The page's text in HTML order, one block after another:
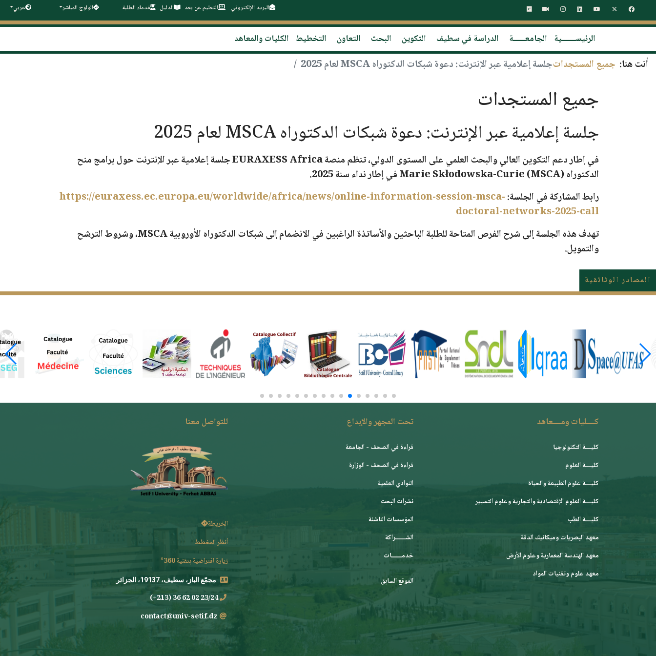
البريد الإلكتروني التعليم عن بعد الدليل قدماء الطلبة الولوج المباشر عربي
الرئيســـــــية الجامعــــــة الدراسة في سطيف التكوين البحث التعاون التخطيط الكليات والمعاهد
أنت هنا: جميع المستجداتجلسة إعلامية عبر الإنترنت: دعوة شبكات الدكتوراه MSCA لعام 2025
جميع المستجدات
جلسة إعلامية عبر الإنترنت: دعوة شبكات الدكتوراه MSCA لعام 2025
في إطار دعم التكوين العالي والبحث العلمي على المستوى الدولي، تنظم منصةEURAXESS Africaجلسة إعلامية عبر الإنترنت حول برامجمنح
الدكتوراه Marie Skłodowska-Curie (MSCA)
في إطار نداء سنة2025
.
رابط المشاركة في الجلسة:
https://euraxess.ec.europa.eu/worldwide/africa/news/online-information-session-msca-
doctoral-networks-2025-call
تهدف هذه الجلسة إلى شرح الفرص المتاحة للطلبة الباحثين والأساتذة الراغبين في الانضمام إلى شبكات الدكتوراه الأوروبية MSCA، وشروط الترشح
والتمويل.
المصادر الوثائقية
كــــليات ومــــعاهد
كليــــة التكنولوجيا
كليــــة العلوم
كليــــة علوم الطبيعة والحياة
كليــــة العلوم الإقتصادية والتجارية وعلوم التسيير
كليــــة الطب
معهد البصريات وميكانيك الدقة
معهد الهندسة المعمارية وعلوم الأرض
معهد علوم وتقنيات المواد
تحت المجهر والإبداع
قراءة في الصحف - الجامعة
قراءة في الصحف - الوزارة
النوادي العلمية
نشرات البحث
المؤسسات الناشئة
الشـــــــراكة
خدمـــــــات
الموقع السابق
للتواصل معنا
الخريطة
أنظر المخطط
زيارة افتراضية بتقنية 360°
مجمّع الباز، سطيف، 19137، الجزائر
23/24 02 62 36 (213+)
contact@univ-setif.dz